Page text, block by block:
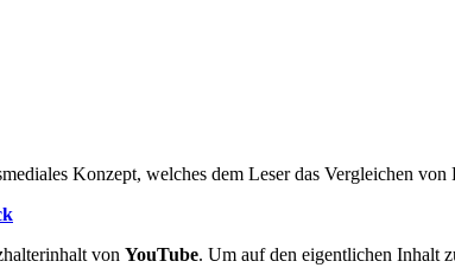
Konzept, welches dem Leser das Vergleichen
von YouTube. Um auf den eigentlichen Inhalt